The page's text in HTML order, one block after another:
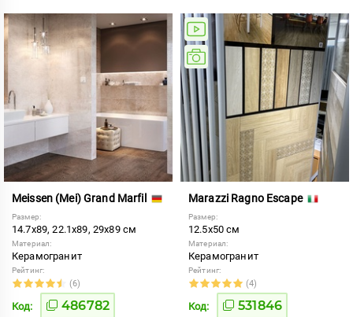
Meissen (Mei) Grand Marfil
Размер:
14.7x89, 22.1x89, 29x89 см
Материал:
Керамогранит
Рейтинг:
(6)
Код: 486782
Marazzi Ragno Escape
Размер:
12.5x50 см
Материал:
Керамогранит
Рейтинг:
(4)
Код: 531846